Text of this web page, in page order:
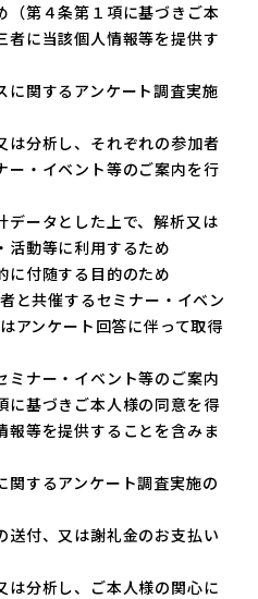
（第４条第１項に基づきご本
者に当該個人情報等を提供す
に関するアンケート調査実施
は分析し、それぞれの参加者
ー・イベント等のご案内を行
データとした上で、解析又は
活動等に利用するため
に付随する目的のため
と共催するセミナー・イベン
アンケート回答に伴って取得
ミナー・イベント等のご案内
に基づきご本人様の同意を得
報等を提供することを含みま
関するアンケート調査実施の
送付、又は謝礼金のお支払い
は分析し、ご本人様の関心に